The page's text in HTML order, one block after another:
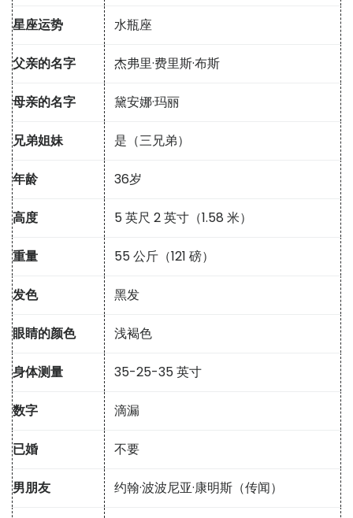
星座运势 水瓶座
父亲的名字 杰弗里·费里斯·布斯
母亲的名字 黛安娜·玛丽
兄弟姐妹 是（三兄弟）
年龄 36岁
高度 5 英尺 2 英寸（1.58 米）
重量 55 公斤（121 磅）
发色 黑发
眼睛的颜色 浅褐色
身体测量 35-25-35 英寸
数字 滴漏
已婚 不要
男朋友 约翰·波波尼亚·康明斯（传闻）